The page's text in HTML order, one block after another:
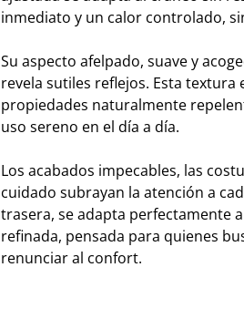
inmediato y un calor controlado,
Su aspecto afelpado, suave y
revela sutiles reflejos. Esta
propiedades naturalmente
uso sereno en el día a día.
Los acabados impecables, las
cuidado subrayan la atención a
trasera, se adapta perfectamente
refinada, pensada para quienes
renunciar al confort.